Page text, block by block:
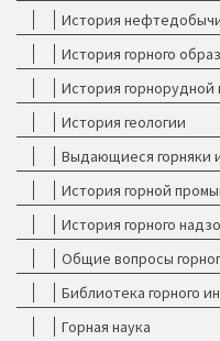
История
История горного
История
История геологии
Выдающиеся горняки
История горной
История горного
Общие вопросы
Библиотека горного
Горная наука